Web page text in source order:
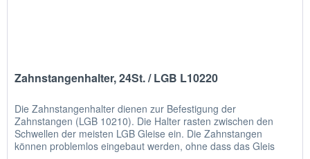
Zahnstangenhalter, 24St. / LGB L10220
Die Zahnstangenhalter dienen zur Befestigung der
Zahnstangen (LGB 10210). Die Halter rasten zwischen den
Schwellen der meisten LGB Gleise ein. Die Zahnstangen
können problemlos eingebaut werden, ohne dass das Gleis